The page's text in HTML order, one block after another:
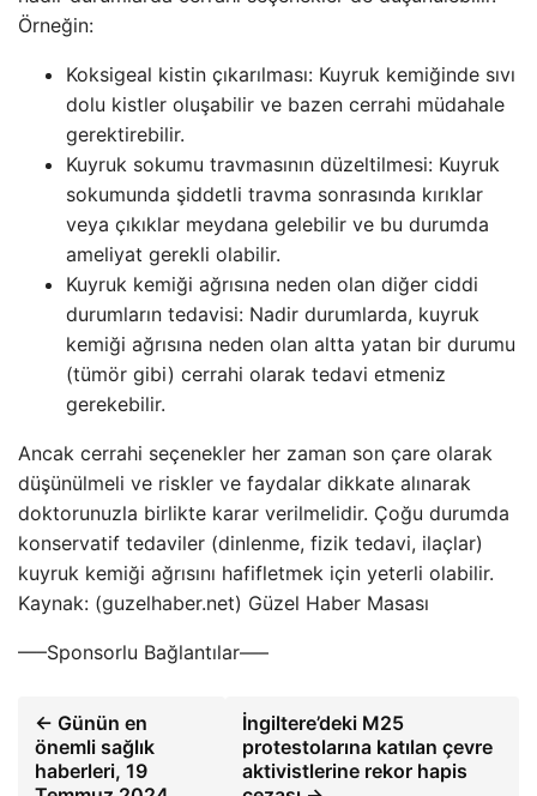
Örneğin:
Koksigeal kistin çıkarılması: Kuyruk kemiğinde sıvı
dolu kistler oluşabilir ve bazen cerrahi müdahale
gerektirebilir.
Kuyruk sokumu travmasının düzeltilmesi: Kuyruk
sokumunda şiddetli travma sonrasında kırıklar
veya çıkıklar meydana gelebilir ve bu durumda
ameliyat gerekli olabilir.
Kuyruk kemiği ağrısına neden olan diğer ciddi
durumların tedavisi: Nadir durumlarda, kuyruk
kemiği ağrısına neden olan altta yatan bir durumu
(tümör gibi) cerrahi olarak tedavi etmeniz
gerekebilir.
Ancak cerrahi seçenekler her zaman son çare olarak
düşünülmeli ve riskler ve faydalar dikkate alınarak
doktorunuzla birlikte karar verilmelidir. Çoğu durumda
konservatif tedaviler (dinlenme, fizik tedavi, ilaçlar)
kuyruk kemiği ağrısını hafifletmek için yeterli olabilir.
Kaynak: (guzelhaber.net) Güzel Haber Masası
—–Sponsorlu Bağlantılar—–
← Günün en
önemli sağlık
haberleri, 19
İngiltere’deki M25
protestolarına katılan çevre
aktivistlerine rekor hapis